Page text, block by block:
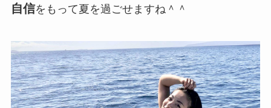
自信をもって夏を過ごせますね＾＾